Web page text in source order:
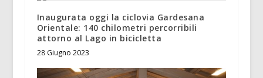
Inaugurata oggi la ciclovia Gardesana
Orientale: 140 chilometri percorribili
attorno al Lago in bicicletta
28 Giugno 2023